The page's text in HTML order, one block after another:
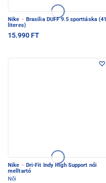
Nike · Brasilia DUFF 9.5 sporttáska (41
literes)
15.990 FT
Nike · Dri-Fit Indy High Support női
melltartó
Női